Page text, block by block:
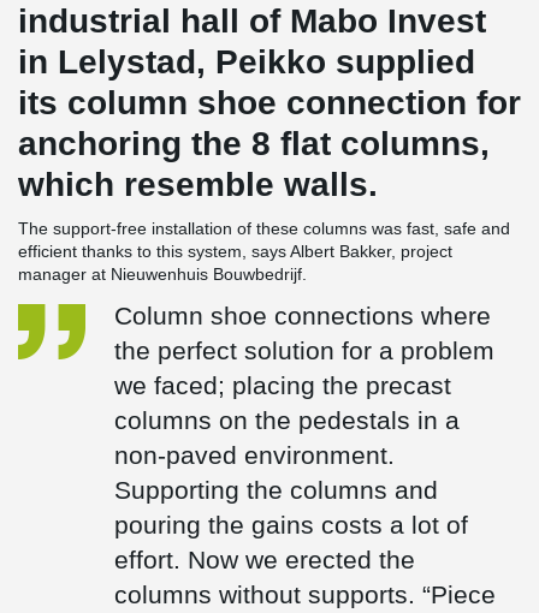
industrial hall of Mabo Invest
in Lelystad, Peikko supplied
its column shoe connection for
anchoring the 8 flat columns,
which resemble walls.
The support-free installation of these columns was fast, safe and
efficient thanks to this system, says Albert Bakker, project
manager at Nieuwenhuis Bouwbedrijf.
Column shoe connections where
the perfect solution for a problem
we faced; placing the precast
columns on the pedestals in a
non-paved environment.
Supporting the columns and
pouring the gains costs a lot of
effort. Now we erected the
columns without supports. “Piece